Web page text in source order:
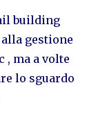
building
gestione
, ma a volte
lo sguardo